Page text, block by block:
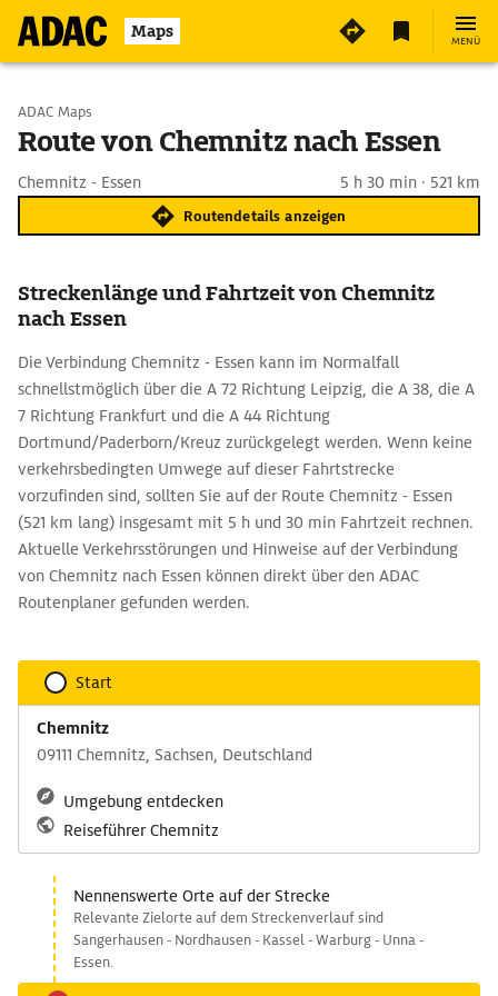
Maps MENÜ
Start wählen
ADAC Maps
Route von Chemnitz nach Essen
Chemnitz - Essen 5 h 30 min · 521 km
Routendetails anzeigen
Streckenlänge und Fahrtzeit von Chemnitz
nach Essen
Die Verbindung Chemnitz - Essen kann im Normalfall
schnellstmöglich über die A 72 Richtung Leipzig, die A 38, die A
7 Richtung Frankfurt und die A 44 Richtung
Dortmund/Paderborn/Kreuz zurückgelegt werden. Wenn keine
verkehrsbedingten Umwege auf dieser Fahrtstrecke
vorzufinden sind, sollten Sie auf der Route Chemnitz - Essen
(521 km lang) insgesamt mit 5 h und 30 min Fahrtzeit rechnen.
Aktuelle Verkehrsstörungen und Hinweise auf der Verbindung
von Chemnitz nach Essen können direkt über den ADAC
Routenplaner gefunden werden.
Start
Chemnitz
09111 Chemnitz, Sachsen, Deutschland
Umgebung entdecken
Reiseführer Chemnitz
Nennenswerte Orte auf der Strecke
Relevante Zielorte auf dem Streckenverlauf sind
Sangerhausen - Nordhausen - Kassel - Warburg - Unna -
Essen.